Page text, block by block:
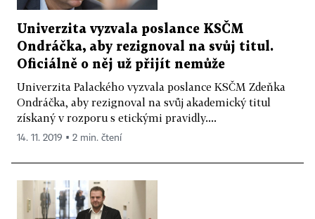
Univerzita vyzvala poslance KSČM
Ondráčka, aby rezignoval na svůj titul.
Oficiálně o něj už přijít nemůže
Univerzita Palackého vyzvala poslance KSČM Zdeňka
Ondráčka, aby rezignoval na svůj akademický titul
získaný v rozporu s etickými pravidly....
14. 11. 2019 ▪ 2 min. čtení